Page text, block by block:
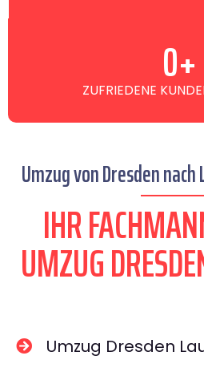
ZUFRIEDENE 0+
Umzug von Dresden
IHR
UMZUG
Umzug Dresden